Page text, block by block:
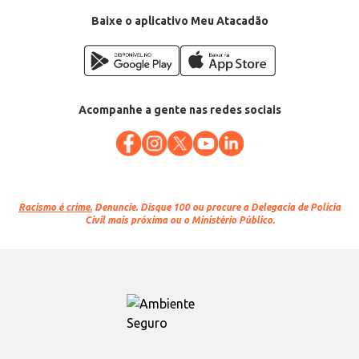
Baixe o aplicativo Meu Atacadão
Acompanhe a gente nas redes sociais
Racismo é crime. Denuncie. Disque 100 ou procure a Delegacia de Polícia
Civil mais próxima ou o Ministério Público.